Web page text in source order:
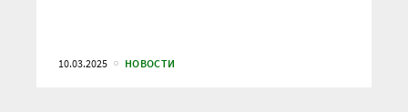
10.03.2025 НОВОСТИ